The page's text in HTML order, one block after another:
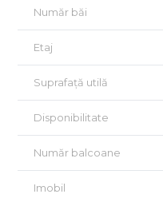
Număr băi
Etaj
Suprafață utilă
Disponibilitate
Număr balcoane
Imobil